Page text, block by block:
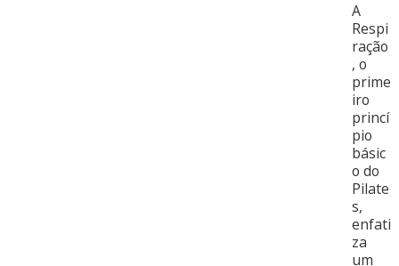
A
Respi
ração
, o
prime
iro
princí
pio
básic
o do
Pilate
s,
enfati
za
um